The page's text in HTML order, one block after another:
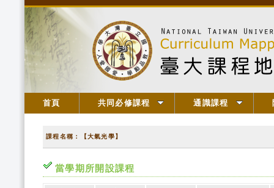
首頁 共同必修課程 通識課程
課程名稱：【大氣光學】
當學期所開設課程